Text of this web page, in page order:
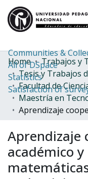
Communities &
All of DSpace
Statistics
Satisfaction of
Home
Trabajos y
Aprendizaje
académico